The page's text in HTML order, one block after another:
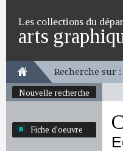
Les collections du
arts
Recherche sur :
Nouvelle recherche
Fiche d'oeuvre